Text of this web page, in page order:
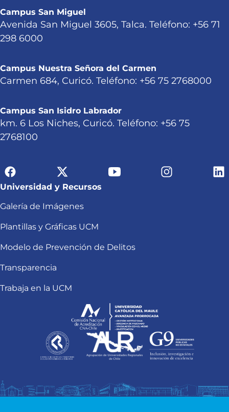
Campus San Miguel
Avenida San Miguel 3605, Talca. Teléfono: +56 71
298 6000
Campus Nuestra Señora del Carmen
Carmen 684, Curicó. Teléfono: +56 75 2768000
Campus San Isidro Labrador
km. 6 Los Niches, Curicó. Teléfono: +56 75
2768100
Universidad y Recursos
Galería de Imágenes
Plantillas y Gráficas UCM
Modelo de Prevención de Delitos
Transparencia
Trabaja en la UCM